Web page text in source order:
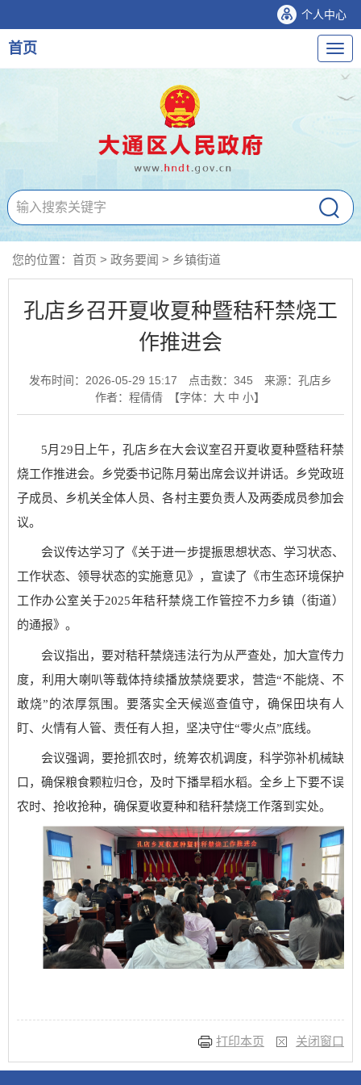
个人中心
导
航
首页
您的位置： 首页 > 政务要闻 > 乡镇街道
孔店乡召开夏收夏种暨秸秆禁烧工
作推进会
发布时间：2026-05-29 15:17 点击数： 345
来源：孔店乡
作者：程倩倩
【字体： 大 中 小】
5月29日上午，孔店乡在大会议室召开夏收夏种暨秸秆禁
烧工作推进会。乡党委书记陈月菊出席会议并讲话。乡党政班
子成员、乡机关全体人员、各村主要负责人及两委成员参加会
议。
会议传达学习了《关于进一步提振思想状态、学习状态、
工作状态、领导状态的实施意见》，宣读了《市生态环境保护
工作办公室关于2025年秸秆禁烧工作管控不力乡镇（街道）
的通报》。
会议指出，要对秸秆禁烧违法行为从严查处，加大宣传力
度，利用大喇叭等载体持续播放禁烧要求，营造“不能烧、不
敢烧”的浓厚氛围。要落实全天候巡查值守，确保田块有人
盯、火情有人管、责任有人担，坚决守住“零火点”底线。
会议强调，要抢抓农时，统筹农机调度，科学弥补机械缺
口，确保粮食颗粒归仓，及时下播旱稻水稻。全乡上下要不误
农时、抢收抢种，确保夏收夏种和秸秆禁烧工作落到实处。
打印本页 关闭窗口